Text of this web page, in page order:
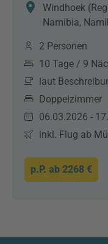
Windhoek
Namibia,
2 Personen
10 Tage / 9
laut
Doppelzimmer
06.03.2026 -
inkl. Flug ab
p.P. ab 2268 €